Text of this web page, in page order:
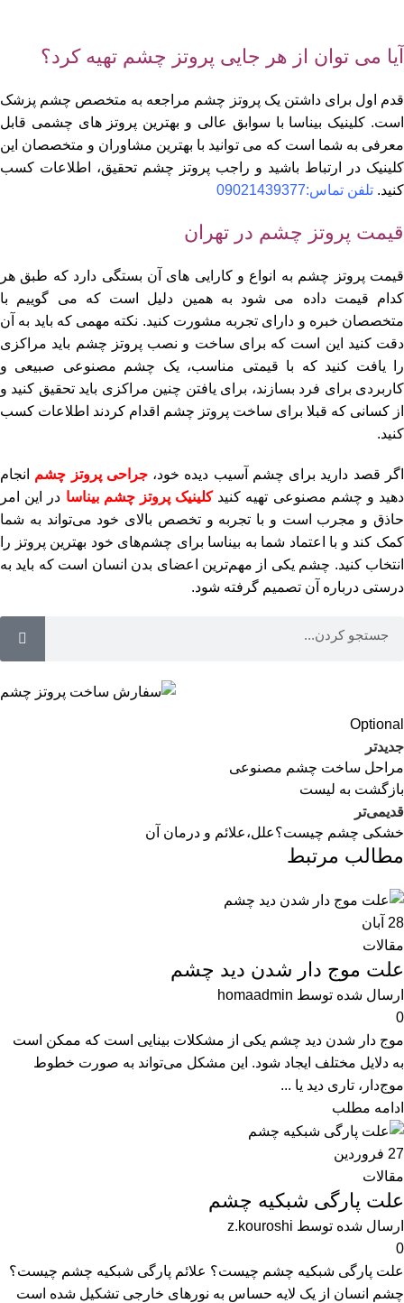
آیا می توان از هر جایی پروتز چشم تهیه کرد؟
قدم اول برای داشتن یک پروتز چشم مراجعه به متخصص چشم پزشک
است. کلینیک بیناسا با سوابق عالی و بهترین پروتز های چشمی قابل
معرفی به شما است که می توانید با بهترین مشاوران و متخصصان این
کلینیک در ارتباط باشید و راجب پروتز چشم تحقیق، اطلاعات کسب
کنید. تلفن تماس:09021439377
قیمت پروتز چشم در تهران
قیمت پروتز چشم به انواع و کارایی های آن بستگی دارد که طبق هر
کدام قیمت داده می شود به همین دلیل است که می گوییم با
متخصصان خبره و دارای تجربه مشورت کنید. نکته مهمی که باید به آن
دقت کنید این است که برای ساخت و نصب پروتز چشم باید مراکزی
را یافت کنید که با قیمتی مناسب، یک چشم مصنوعی صبیعی و
کاربردی برای فرد بسازند، برای یافتن چنین مراکزی باید تحقیق کنید و
از کسانی که قبلا برای ساخت پروتز چشم اقدام کردند اطلاعات کسب
کنید.
اگر قصد دارید برای چشم آسیب دیده خود،جراحی پروتز چشم انجام
دهید و چشم مصنوعی تهیه کنیدکلینیک پروتز چشم بیناسا در این امر
حاذق و مجرب است و با تجربه و تخصص بالای خود می‌تواند به شما
کمک کند و با اعتماد شما به بیناسا برای چشم‌های خود بهترین پروتز را
انتخاب کنید. چشم یکی از مهم‌ترین اعضای بدن انسان است که باید به
درستی درباره آن تصمیم گرفته شود.
Optional
جدیدتر
مراحل ساخت چشم مصنوعی
بازگشت به لیست
قدیمی‌تر
خشکی چشم چیست؟علل،علائم و درمان آن
مطالب مرتبط
28 آبان
مقالات
علت موج دار شدن دید چشم
ارسال شده توسط homaadmin
0
موج دار شدن دید چشم یکی از مشکلات بینایی است که ممکن است
به دلایل مختلف ایجاد شود. این مشکل می‌تواند به صورت خطوط
موج‌دار، تاری دید یا ...
ادامه مطلب
27 فروردین
مقالات
علت پارگی شبکیه چشم
ارسال شده توسط z.kouroshi
0
علت پارگی شبکیه چشم چیست؟ علائم پارگی شبکیه چشم چیست؟
چشم انسان از یک لایه حساس به نورهای خارجی تشکیل شده است